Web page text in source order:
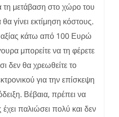
μετάβαση στο χώρο του
γίνει εκτίμηση κόστους.
κάτω από 100 Ευρώ
μπορείτε να τη φέρετε
δεν θα χρεωθείτε το
για την επίσκεψη
Βέβαια, πρέπει να
παλιώσει πολύ και δεν